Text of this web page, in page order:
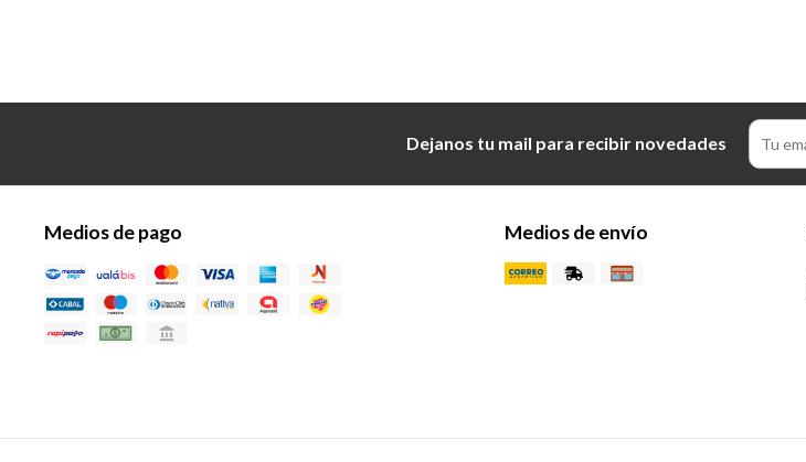
Dejanos tu mail para recibir novedades
Medios de pago Medios de envío